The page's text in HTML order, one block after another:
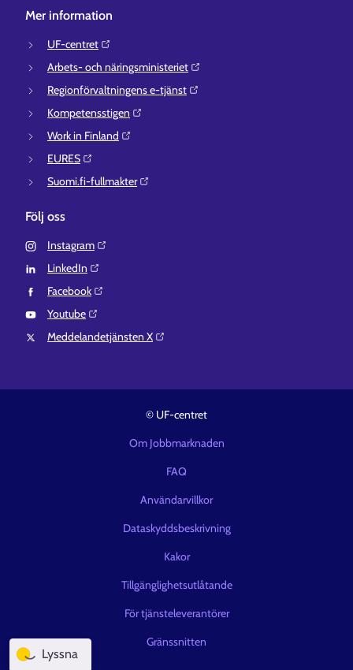
Mer information
UF-centret⁠
Arbets- och näringsministeriet⁠
Regionförvaltningens e-tjänst⁠
Kompetensstigen⁠
Work in Finland⁠
EURES⁠
Suomi.fi-fullmakter⁠
Följ oss
Instagram⁠
LinkedIn⁠
Facebook⁠
Youtube⁠
Meddelandetjänsten X⁠
© UF-centret
Om Jobbmarknaden
FAQ
Användarvillkor
Dataskyddsbeskrivning
Kakor
Tillgänglighetsutlåtande
För tjänsteleverantörer
Gränssnitten
Lyssna